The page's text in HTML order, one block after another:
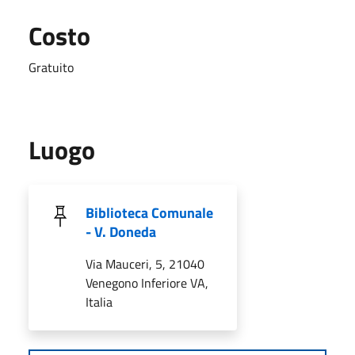
Costo
Gratuito
Luogo
Biblioteca Comunale
- V. Doneda
Via Mauceri, 5, 21040
Venegono Inferiore VA,
Italia